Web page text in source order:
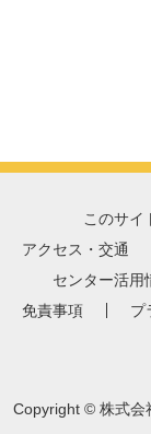
このサイ
アクセス・交通
センター活用
免責事項
プ
Copyright © 株式会